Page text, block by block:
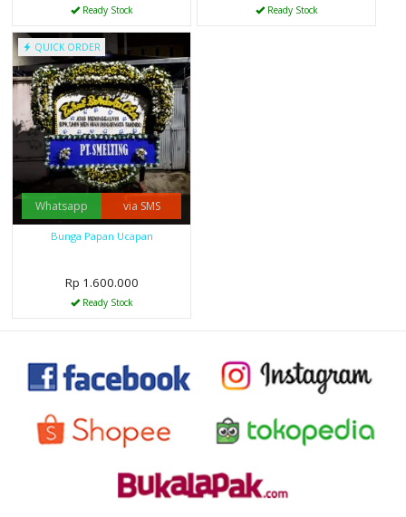
Ready Stock Ready Stock
QUICK ORDER
Whatsapp via SMS
Bunga Papan Ucapan
Rp 1.600.000
Ready Stock